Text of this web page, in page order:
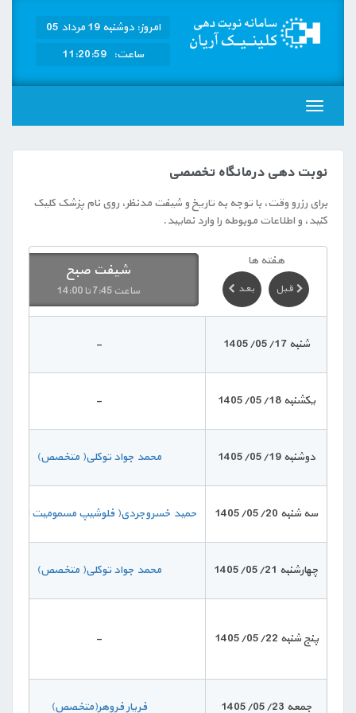
امروز: دوشنبه 19 مرداد 05
ساعت: 11:20:59
منــــو
نوبت دهی درمانگاه تخصصی
برای رزرو وقت، با توجه به تاریخ و شیفت مدنظر، روی نام پزشک کلیک
کنید، و اطلاعات موبوطه را وارد نمایید.
هفته ها
قبل بعد
شیفت صبح
ساعت 7:45 تا 14:00
شنبه 1405/05/17 -
یکشنبه 1405/05/18 -
دوشنبه 1405/05/19 محمد جواد توکلی( متخصص)
سه شنبه 1405/05/20 حمید خسروجردی( فلوشیپ مسمومیت اطفال)
چهارشنبه 1405/05/21 محمد جواد توکلی( متخصص)
پنج شنبه 1405/05/22 -
جمعه 1405/05/23 فریار فروهر(متخصص)